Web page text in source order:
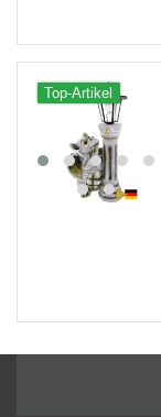
Top-Artikel